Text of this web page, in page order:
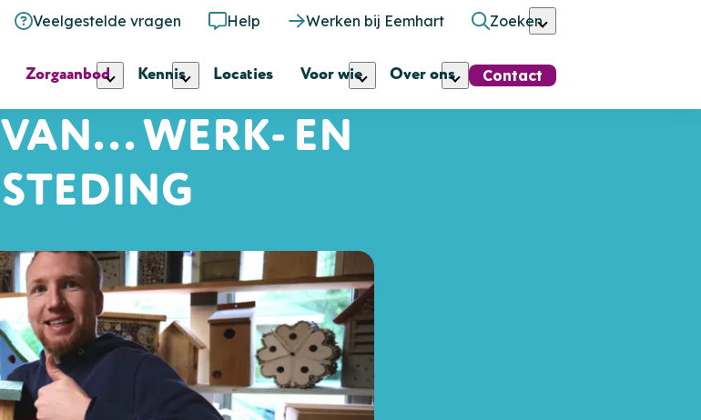
Veelgestelde vragen Help Werken bij Eemhart Zoeken
Zorgaanbod Kennis Locaties Voor wie Over ons Contact
WERK- EN